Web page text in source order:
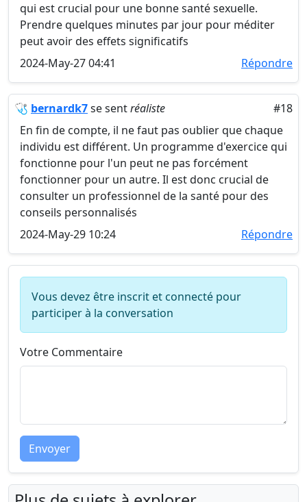
qui est crucial pour une bonne santé sexuelle.
Prendre quelques minutes par jour pour méditer
peut avoir des effets significatifs
2024-May-27 04:41
Répondre
🩺 bernardk7se sentréaliste
#18
En fin de compte, il ne faut pas oublier que chaque
individu est différent. Un programme d'exercice qui
fonctionne pour l'un peut ne pas forcément
fonctionner pour un autre. Il est donc crucial de
consulter un professionnel de la santé pour des
conseils personnalisés
2024-May-29 10:24
Répondre
Vous devez être inscrit et connecté pour
participer à la conversation
Votre Commentaire
Envoyer